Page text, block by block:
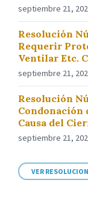
septiembre 21,
Resolución
Requerir
Ventilar Etc.
septiembre 21,
Resolución
Condonación
Causa del
septiembre 21,
VER